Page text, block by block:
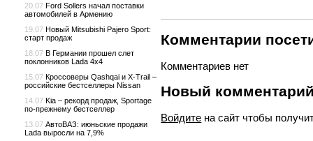
Комментарии
Комментариев нет
Новый
Войдите на сайт чтобы
20.07 Ford Sollers начал поставки
автомобилей в Армению
19.07 Новый Mitsubishi Pajero Sport:
старт продаж
18.07 В Германии прошел слет
поклонников Lada 4x4
15.07 Кроссоверы Qashqai и X-Trail –
российские бестселлеры Nissan
14.07 Kia – рекорд продаж, Sportage
по-прежнему бестселлер
13.07 АвтоВАЗ: июньские продажи
Lada выросли на 7,9%